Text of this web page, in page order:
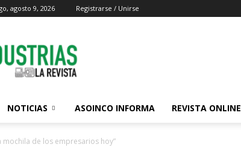
agosto 9, 2026 Registrarse / Unirse
NOTICIAS ASOINCO INFORMA REVISTA ONLINE
mochila de los empresarios hoy”